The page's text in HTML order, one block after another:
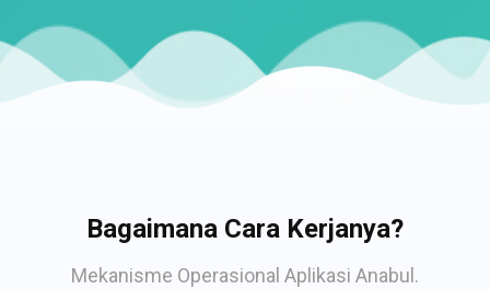
Bagaimana Cara Kerjanya?
Mekanisme Operasional Aplikasi Anabul.